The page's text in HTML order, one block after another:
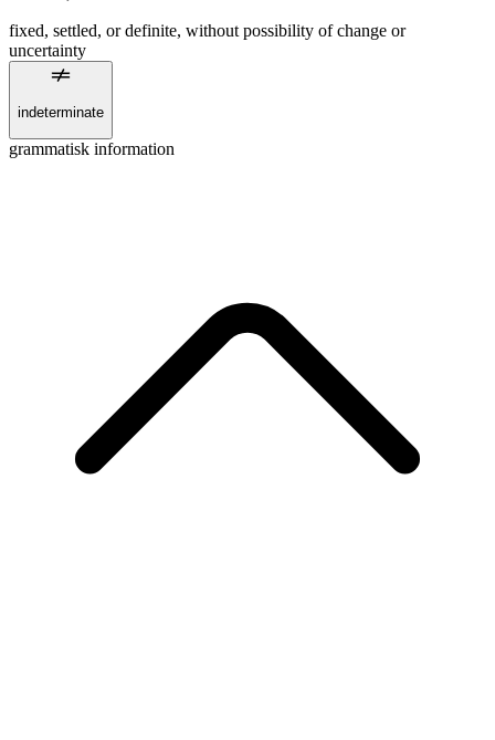
fixed, settled, or definite, without possibility of change or
uncertainty
indeterminate
grammatisk information